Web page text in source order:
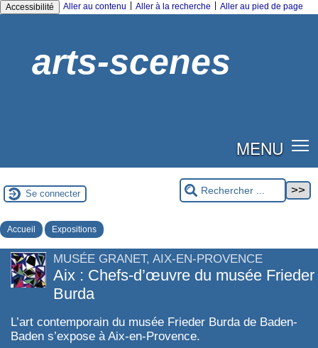
Accessibilité Aller au contenu Aller à la recherche Aller au pied de page
arts-scenes
MENU
Se connecter
Accueil Expositions
MUSÉE GRANET, AIX-EN-PROVENCE
Aix : Chefs-d’œuvre du musée Frieder
Burda
L’art contemporain du musée Frieder Burda de Baden-
Baden s’expose à Aix-en-Provence.